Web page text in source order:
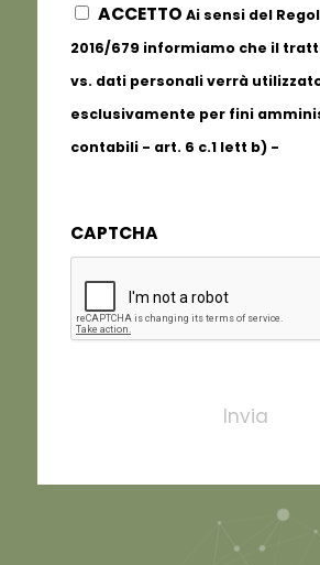
ACCETTO Ai sensi del
2016/679 informiamo che il
vs. dati personali verrà
esclusivamente per fini
contabili - art. 6 c.1 lett b) -
CAPTCHA